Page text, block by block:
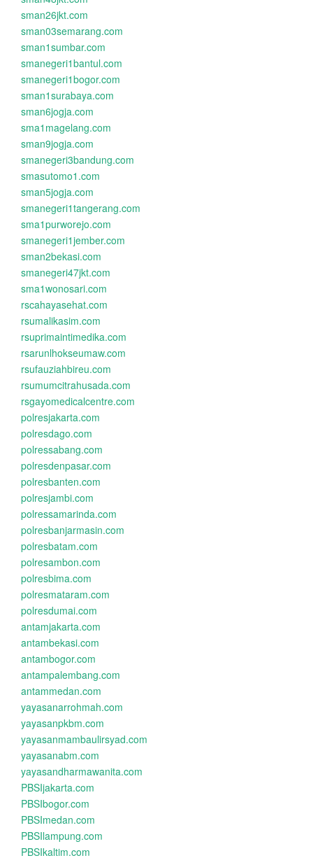
sman26jkt.com
sman03semarang.com
sman1sumbar.com
smanegeri1bantul.com
smanegeri1bogor.com
sman1surabaya.com
sman6jogja.com
sma1magelang.com
sman9jogja.com
smanegeri3bandung.com
smasutomo1.com
sman5jogja.com
smanegeri1tangerang.com
sma1purworejo.com
smanegeri1jember.com
sman2bekasi.com
smanegeri47jkt.com
sma1wonosari.com
rscahayasehat.com
rsumalikasim.com
rsuprimaintimedika.com
rsarunlhokseumaw.com
rsufauziahbireu.com
rsumumcitrahusada.com
rsgayomedicalcentre.com
polresjakarta.com
polresdago.com
polressabang.com
polresdenpasar.com
polresbanten.com
polresjambi.com
polressamarinda.com
polresbanjarmasin.com
polresbatam.com
polresambon.com
polresbima.com
polresmataram.com
polresdumai.com
antamjakarta.com
antambekasi.com
antambogor.com
antampalembang.com
antammedan.com
yayasanarrohmah.com
yayasanpkbm.com
yayasanmambaulirsyad.com
yayasanabm.com
yayasandharmawanita.com
PBSIjakarta.com
PBSIbogor.com
PBSImedan.com
PBSIlampung.com
PBSIkaltim.com